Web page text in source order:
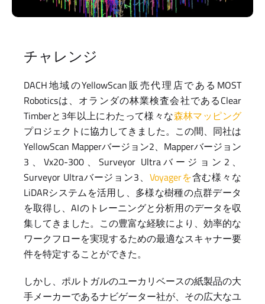
チャレンジ
DACH地域のYellowScan販売代理店であるMOST
Roboticsは、オランダの林業検査会社であるClear
Timberと3年以上にわたって様々な森林マッピング
プロジェクトに協力してきました。この間、同社は
YellowScan Mapperバージョン2、Mapperバージョン
3、Vx20-300、Surveyor Ultraバージョン2、
Surveyor Ultraバージョン3、 Voyagerを含む様々な
LiDARシステムを活用し、多様な樹種の点群データ
を取得し、AIのトレーニングと分析用のデータを収
集してきました。この豊富な経験により、効率的な
ワークフローを実現するための最適なスキャナー要
件を特定することができた。
しかし、ポルトガルのユーカリベースの紙製品の大
手メーカーであるナビゲーター社が、その広大なユ
You can
For more
see our
Privacy Policy